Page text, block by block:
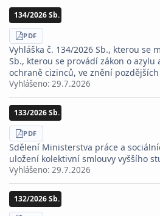
134/2026 Sb.
STÁHNOUT
PDF
Vyhláška č. 134/2026 Sb., kterou se
Sb., kterou se provádí zákon o azylu
ochraně cizinců, ve znění
Vyhlášeno: 29.7.2026
133/2026 Sb.
STÁHNOUT
PDF
Sdělení Ministerstva práce a
uložení kolektivní smlouvy vyššího
Vyhlášeno: 29.7.2026
132/2026 Sb.